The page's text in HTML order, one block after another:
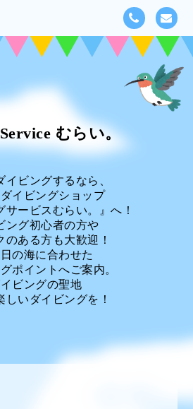
むらい。
イビングするなら、
イビングショップ
サービスむらい。』へ！
ング初心者の方や
のある方も大歓迎！
の海に合わせた
ポイントへご案内。
ビングの聖地
しいダイビングを！